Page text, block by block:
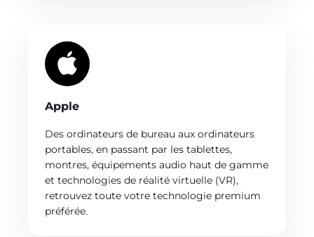
Apple
Des ordinateurs de bureau aux ordinateurs
portables, en passant par les tablettes,
montres, équipements audio haut de gamme
et technologies de réalité virtuelle (VR),
retrouvez toute votre technologie premium
préférée.